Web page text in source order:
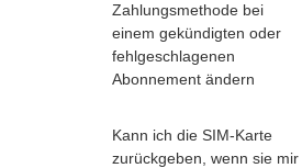
Zahlungsmethode bei
einem gekündigten oder
fehlgeschlagenen
Abonnement ändern
Kann ich die SIM-Karte
zurückgeben, wenn sie mir